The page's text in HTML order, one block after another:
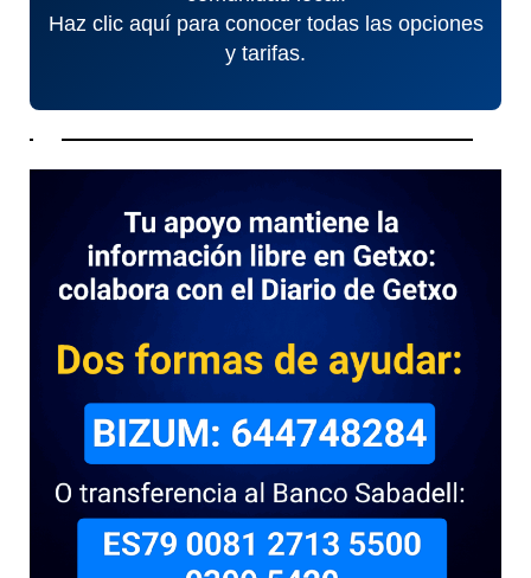
Haz clic aquí para conocer todas las opciones
y tarifas.